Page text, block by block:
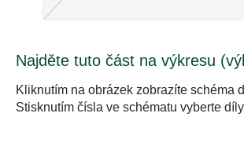
Najděte tuto část na výkresu
Kliknutím na obrázek zobrazíte schéma
Stisknutím čísla ve schématu vyberte